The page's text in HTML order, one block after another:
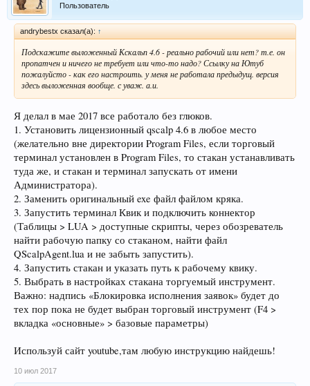
Пользователь
andrybestx сказал(а): ↑
Подскажите выложенный Кскальп 4.6 - реально рабочий или нет? т.е. он
пропатчен и ничего не требует или что-то надо? Ссылку на Ютуб
пожалуйсто - как его настроить. у меня не работала предыдущ. версия
здесь выложенная вообще. с уваж. а.и.
Я делал в мае 2017 все работало без глюков.
1. Установить лицензионный qscalp 4.6 в любое место
(желательно вне директории Program Files, если торговый
терминал установлен в Program Files, то стакан устанавливать
туда же, и стакан и терминал запускать от имени
Администратора).
2. Заменить оригинальный exe файл файлом кряка.
3. Запустить терминал Квик и подключить коннектор
(Таблицы > LUA > доступные скрипты, через обозреватель
найти рабочую папку со стаканом, найти файл
QScalpAgent.lua и не забыть запустить).
4. Запустить стакан и указать путь к рабочему квику.
5. Выбрать в настройках стакана торгуемый инструмент.
Важно: надпись «Блокировка исполнения заявок» будет до
тех пор пока не будет выбран торговый инструмент (F4 >
вкладка «основные» > базовые параметры)
Используй сайт youtube,там любую инструкцию найдешь!
10 июл 2017